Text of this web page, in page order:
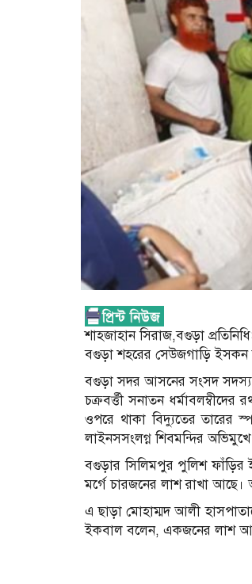
শাহজাহান সিরাজ,বগুড়া
বগুড়া শহরের সেউজগাড়ি ইসকন
বগুড়া সদর আসনের সংসদ
চক্রবর্ত্তী সনাতন
ওপরে থাকা বিদ্যুতের তারের
লাইনসসংলগ্ন শিবমন্দির
বগুড়ার সিলিমপুর পুলিশ ফাঁড়ির
মর্গে চারজনের লাশ রাখা
এ ছাড়া মোহাম্মদ আলী
ইকবাল বলেন, একজনের লাশ